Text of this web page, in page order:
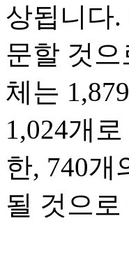
상됩니다
문할 것
체는
1,024개
한, 740개
될 것으